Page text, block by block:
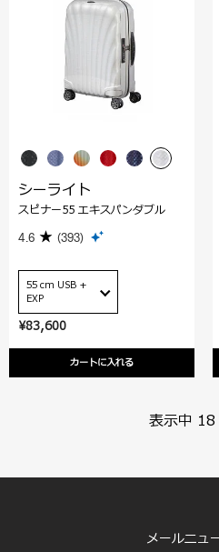
¥83,600
カートに入れる
シーライト
スピナー55 エキスパンダブル
4.6 (393)
55 cm USB +
EXP
表示中 18
メールニュ